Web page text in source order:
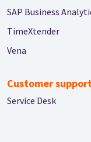
SAP Business
TimeXtender
Vena
Customer
Service Desk